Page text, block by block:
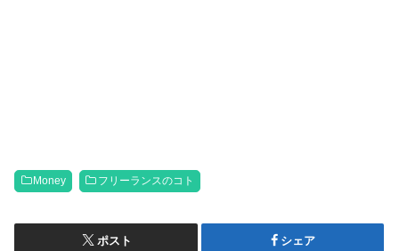
Money フリーランスのコト
ポスト シェア